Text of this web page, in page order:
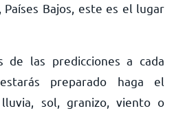
Países Bajos, este es el lugar
de las predicciones a cada
preparado haga el
sol, granizo, viento o